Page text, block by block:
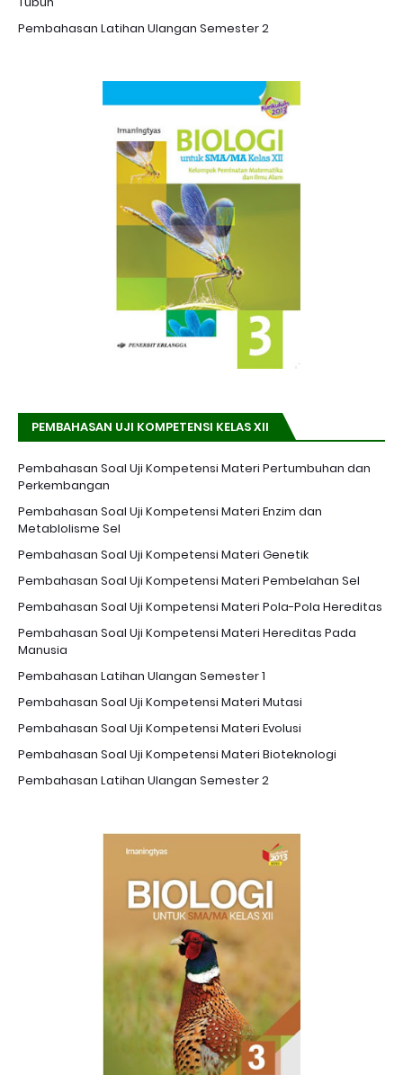
Pembahasan Latihan Ulangan Semester 2
PEMBAHASAN UJI KOMPETENSI KELAS XII
Pembahasan Soal Uji Kompetensi Materi Pertumbuhan dan
Perkembangan
Pembahasan Soal Uji Kompetensi Materi Enzim dan
Metablolisme Sel
Pembahasan Soal Uji Kompetensi Materi Genetik
Pembahasan Soal Uji Kompetensi Materi Pembelahan Sel
Pembahasan Soal Uji Kompetensi Materi Pola-Pola Hereditas
Pembahasan Soal Uji Kompetensi Materi Hereditas Pada
Manusia
Pembahasan Latihan Ulangan Semester 1
Pembahasan Soal Uji Kompetensi Materi Mutasi
Pembahasan Soal Uji Kompetensi Materi Evolusi
Pembahasan Soal Uji Kompetensi Materi Bioteknologi
Pembahasan Latihan Ulangan Semester 2